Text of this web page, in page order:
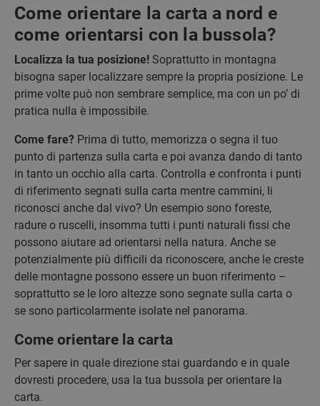
Come orientare la carta a nord e
come orientarsi con la bussola?
Localizza la tua posizione! Soprattutto in montagna
bisogna saper localizzare sempre la propria posizione. Le
prime volte può non sembrare semplice, ma con un po’ di
pratica nulla è impossibile.
Come fare? Prima di tutto, memorizza o segna il tuo
punto di partenza sulla carta e poi avanza dando di tanto
in tanto un occhio alla carta. Controlla e confronta i punti
di riferimento segnati sulla carta mentre cammini, li
riconosci anche dal vivo? Un esempio sono foreste,
radure o ruscelli, insomma tutti i punti naturali fissi che
possono aiutare ad orientarsi nella natura. Anche se
potenzialmente più difficili da riconoscere, anche le creste
delle montagne possono essere un buon riferimento –
soprattutto se le loro altezze sono segnate sulla carta o
se sono particolarmente isolate nel panorama.
Come orientare la carta
Per sapere in quale direzione stai guardando e in quale
dovresti procedere, usa la tua bussola per orientare la
carta.